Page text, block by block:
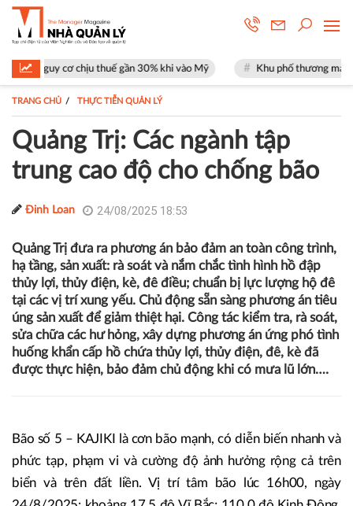
gần 30% khi vào Mỹ Khu phố thương mại SOHO tại The Global
TRANG CHỦ THỰC TIỄN QUẢN LÝ
Quảng Trị: Các ngành tập
trung cao độ cho chống bão
Đinh Loan 24/08/2025 18:53
Quảng Trị đưa ra phương án bảo đảm an toàn công trình,
hạ tầng, sản xuất: rà soát và nắm chắc tình hình hồ đập
sửa chữa các hư hỏng, xây dựng phương án ứng phó tình
huống khẩn cấp hồ chứa thủy lợi, thủy điện, đê, kè đã
được thực hiện, bảo đảm chủ động khi có mưa lũ lớn….